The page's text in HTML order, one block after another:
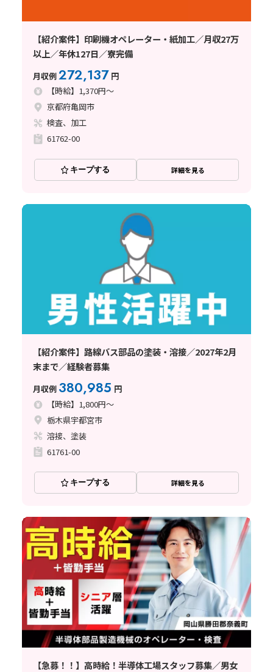
【紹介案件】印刷機オペレーター・紙加工／月収27万
以上／年休127日／寮完備
月収例272,137 円
【時給】1,370円～
京都府亀岡市
検査、加工
61762-00
キープする 詳細を見る
【紹介案件】路線バス部品の塗装・溶接／2027年2月
末まで／経験者募集
月収例 380,985 円
【時給】1,800円～
栃木県宇都宮市
溶接、塗装
61761-00
キープする 詳細を見る
【急募！！】高時給！半導体工場スタッフ募集／男女